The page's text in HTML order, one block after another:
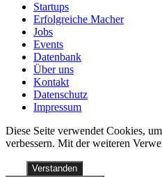
Startups
Erfolgreiche Macher
Jobs
Events
Datenbank
Über uns
Kontakt
Datenschutz
Impressum
Diese Seite verwendet Cookies,
verbessern. Mit der weiteren
Verstanden